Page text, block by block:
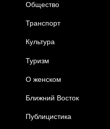
Общество
Транспорт
Культура
Туризм
О женском
Ближний Восток
Публицистика